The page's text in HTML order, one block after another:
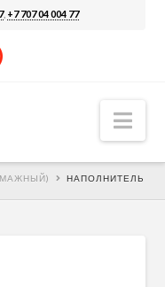
, +7 707 04 004 77
НАПОЛНИТЕЛЬ